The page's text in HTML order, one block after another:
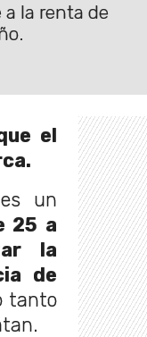
la renta de
el
un
25 a
la
de
tanto